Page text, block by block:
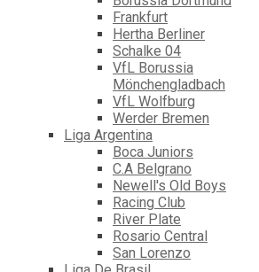
Frankfurt
Hertha Berliner
Schalke 04
VfL Borussia
Mönchengladbach
VfL Wolfburg
Werder Bremen
Liga Argentina
Boca Juniors
C.A Belgrano
Newell's Old Boys
Racing Club
River Plate
Rosario Central
San Lorenzo